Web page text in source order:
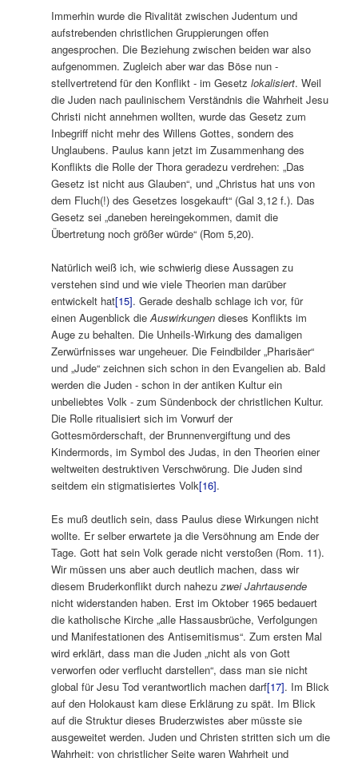
Immerhin wurde die Rivalität zwischen Judentum und
aufstrebenden christlichen Gruppierungen offen
angesprochen. Die Beziehung zwischen beiden war also
aufgenommen. Zugleich aber war das Böse nun ‑
stellvertretend für den Konflikt ‑ im Gesetzlokalisiert. Weil
die Juden nach paulinischem Verständnis die Wahrheit Jesu
Christi nicht annehmen wollten, wurde das Gesetz zum
Inbegriff nicht mehr des Willens Gottes, sondern des
Unglaubens. Paulus kann jetzt im Zusammenhang des
Konflikts die Rolle der Thora geradezu verdrehen: „Das
Gesetz ist nicht aus Glauben“, und „Christus hat uns von
dem Fluch(!) des Gesetzes losgekauft“ (Gal 3,12 f.). Das
Gesetz sei „daneben hereingekommen, damit die
Übertretung noch größer würde“ (Rom 5,20).
Natürlich weiß ich, wie schwierig diese Aussagen zu
verstehen sind und wie viele Theorien man darüber
entwickelt hat[15]. Gerade deshalb schlage ich vor, für
einen Augenblick dieAuswirkungen dieses Konflikts im
Auge zu behalten. Die Unheils-Wirkung des damaligen
Zerwürfnisses war ungeheuer. Die Feindbilder „Pharisäer“
und „Jude“ zeichnen sich schon in den Evangelien ab. Bald
werden die Juden ‑ schon in der antiken Kultur ein
unbeliebtes Volk ‑ zum Sündenbock der christlichen Kultur.
Die Rolle ritualisiert sich im Vorwurf der
Gottesmörderschaft, der Brunnenvergiftung und des
Kindermords, im Symbol des Judas, in den Theorien einer
weltweiten destruktiven Verschwörung. Die Juden sind
seitdem ein stigmatisiertes Volk[16].
Es muß deutlich sein, dass Paulus diese Wirkungen nicht
wollte. Er selber erwartete ja die Versöhnung am Ende der
Tage. Gott hat sein Volk gerade nicht verstoßen (Rom. 11).
Wir müssen uns aber auch deutlich machen, dass wir
diesem Bruderkonflikt durch nahezuzwei Jahrtausende
nicht widerstanden haben. Erst im Oktober 1965 bedauert
die katholische Kirche „alle Hassausbrüche, Verfolgungen
und Manifestationen des Antisemitismus“. Zum ersten Mal
wird erklärt, dass man die Juden „nicht als von Gott
verworfen oder verflucht darstellen“, dass man sie nicht
global für Jesu Tod verantwortlich machen darf[17]. Im Blick
auf den Holokaust kam diese Erklärung zu spät. Im Blick
auf die Struktur dieses Bruderzwistes aber müsste sie
ausgeweitet werden. Juden und Christen stritten sich um die
Wahrheit; von christlicher Seite waren Wahrheit und